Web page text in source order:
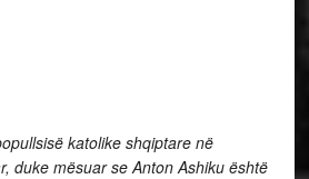
katolike shqiptare në
duke mësuar se Anton Ashiku është